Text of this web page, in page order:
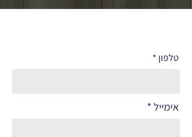
טלפון
אימייל